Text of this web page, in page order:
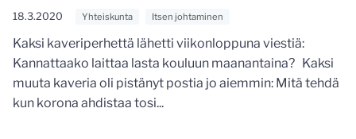
18.3.2020 Yhteiskunta Itsen johtaminen
Kaksi kaveriperhettä lähetti viikonloppuna viestiä:
Kannattaako laittaa lasta kouluun maanantaina? Kaksi
muuta kaveria oli pistänyt postia jo aiemmin: Mitä tehdä
kun korona ahdistaa tosi...